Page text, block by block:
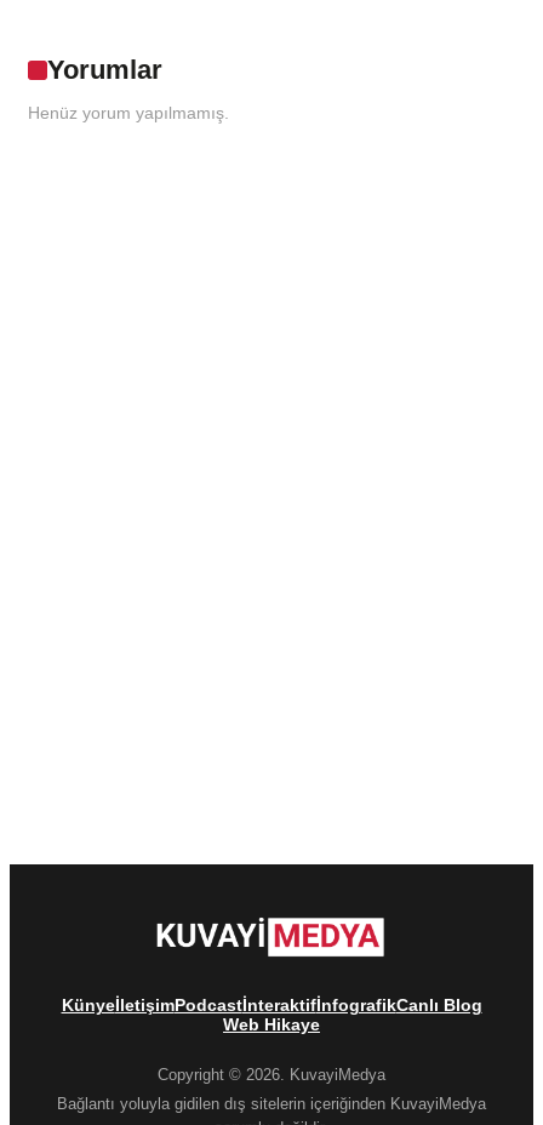
Yorumlar
Henüz yorum yapılmamış.
KünyeİletişimPodcastİnteraktifİnfografikCanlı Blog
Web Hikaye
Copyright © 2026. KuvayiMedya
Bağlantı yoluyla gidilen dış sitelerin içeriğinden KuvayiMedya